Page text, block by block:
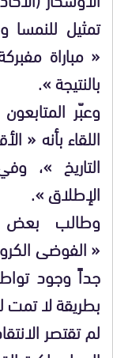
تمثيل للنمسا
« مباراة
بالنتيجة ».
وعبّر
اللقاء بأنه «
التاريخ »،
الإطلاق ».
وطالب بعض
« الفوضى
جداً وجود
بطريقة لا تمت
لم تقتصر